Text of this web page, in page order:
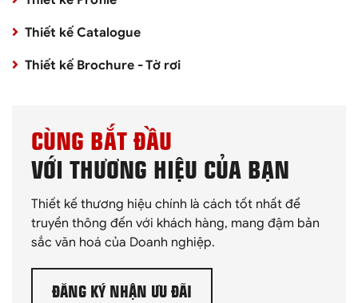
Thiết kế Catalogue
Thiết kế Brochure - Tờ rơi
CÙNG BẮT ĐẦU
VỚI THƯƠNG HIỆU CỦA BẠN
Thiết kế thương hiệu chính là cách tốt nhất để
truyền thông đến với khách hàng, mang đậm bản
sắc văn hoá của Doanh nghiệp.
ĐĂNG KÝ NHẬN ƯU ĐÃI